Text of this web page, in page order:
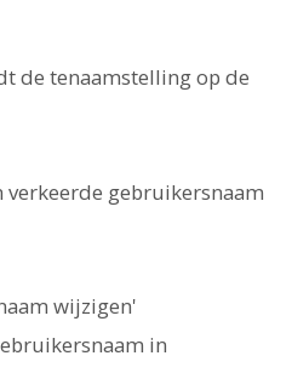
de tenaamstelling op de
gebruikersnaam
wijzigen'
in